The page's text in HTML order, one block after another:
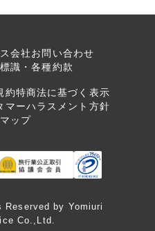
会社お問い合わせ
標識・各種約款
約特商法に基づく表示
マーハラスメント方針
ップ
by Yomiuri
Co.,Ltd.